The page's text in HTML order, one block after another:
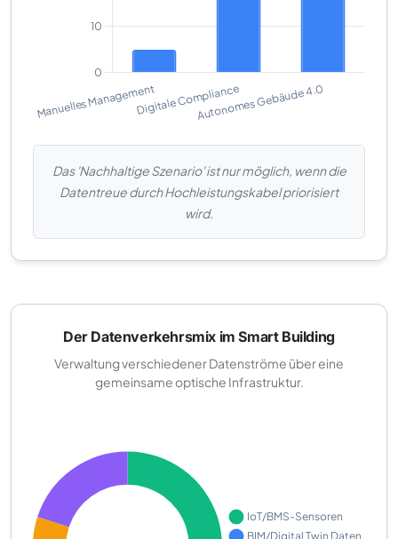
Das 'Nachhaltige Szenario' ist nur möglich, wenn die
Datentreue durch Hochleistungskabel priorisiert
wird.
Der Datenverkehrsmix im Smart Building
Verwaltung verschiedener Datenströme über eine
gemeinsame optische Infrastruktur.